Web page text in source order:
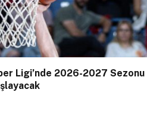
Ligi’nde 2026-2027 Sezonu